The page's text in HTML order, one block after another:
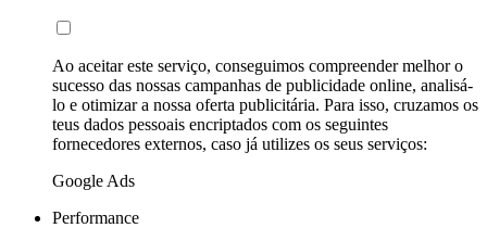
Ao aceitar este serviço, conseguimos compreender melhor o
sucesso das nossas campanhas de publicidade online, analisá-
lo e otimizar a nossa oferta publicitária. Para isso, cruzamos os
teus dados pessoais encriptados com os seguintes
fornecedores externos, caso já utilizes os seus serviços:
Google Ads
Performance